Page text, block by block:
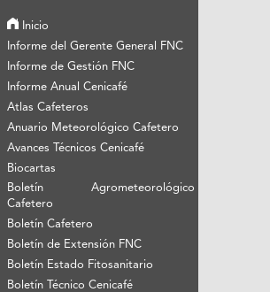
Inicio
Informe del Gerente General FNC
Informe de Gestión FNC
Informe Anual Cenicafé
Atlas Cafeteros
Anuario Meteorológico Cafetero
Avances Técnicos Cenicafé
Biocartas
Boletín Agrometeorológico
Cafetero
Boletín Cafetero
Boletín de Extensión FNC
Boletín Estado Fitosanitario
Boletín Técnico Cenicafé